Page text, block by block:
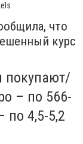
что
курс
покупают/
– по 566-
по 4,5-5,2